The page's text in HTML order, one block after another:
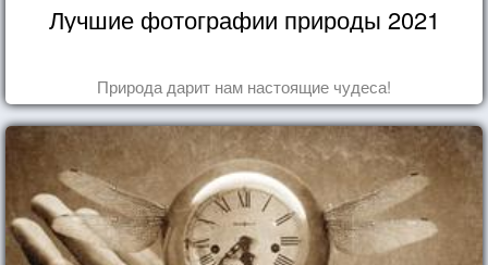
Лучшие фотографии природы 2021
Природа дарит нам настоящие чудеса!